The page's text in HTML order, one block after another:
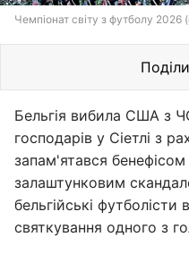
Чемпіонат світу з футболу 2026
Бельгія вибила США з
господарів у Сіетлі з
запам'ятався
залаштунковим
бельгійські
святкування одного з